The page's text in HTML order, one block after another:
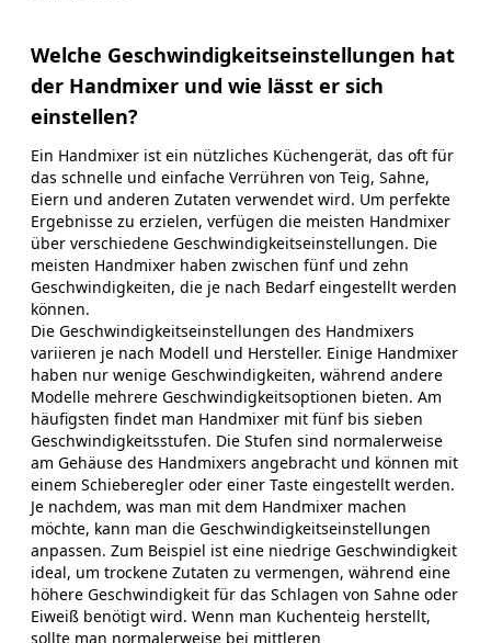
Welche Geschwindigkeitseinstellungen hat
der Handmixer und wie lässt er sich
einstellen?
Ein Handmixer ist ein nützliches Küchengerät, das oft für
das schnelle und einfache Verrühren von Teig, Sahne,
Eiern und anderen Zutaten verwendet wird. Um perfekte
Ergebnisse zu erzielen, verfügen die meisten Handmixer
über verschiedene Geschwindigkeitseinstellungen. Die
meisten Handmixer haben zwischen fünf und zehn
Geschwindigkeiten, die je nach Bedarf eingestellt werden
können.
Die Geschwindigkeitseinstellungen des Handmixers
variieren je nach Modell und Hersteller. Einige Handmixer
haben nur wenige Geschwindigkeiten, während andere
Modelle mehrere Geschwindigkeitsoptionen bieten. Am
häufigsten findet man Handmixer mit fünf bis sieben
Geschwindigkeitsstufen. Die Stufen sind normalerweise
am Gehäuse des Handmixers angebracht und können mit
einem Schieberegler oder einer Taste eingestellt werden.
Je nachdem, was man mit dem Handmixer machen
möchte, kann man die Geschwindigkeitseinstellungen
anpassen. Zum Beispiel ist eine niedrige Geschwindigkeit
ideal, um trockene Zutaten zu vermengen, während eine
höhere Geschwindigkeit für das Schlagen von Sahne oder
Eiweiß benötigt wird. Wenn man Kuchenteig herstellt,
sollte man normalerweise bei mittleren